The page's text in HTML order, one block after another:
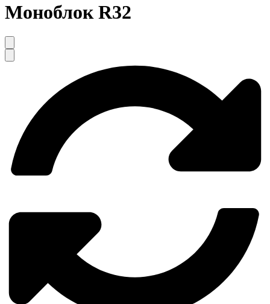
Моноблок R32